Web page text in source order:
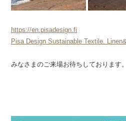
https://en.pisadesign.fi
Pisa Design Sustainable Textile.
みなさまのご来場お待ちしております。